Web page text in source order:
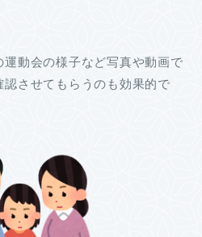
動会の様子など写真や動画で
させてもらうのも効果的で